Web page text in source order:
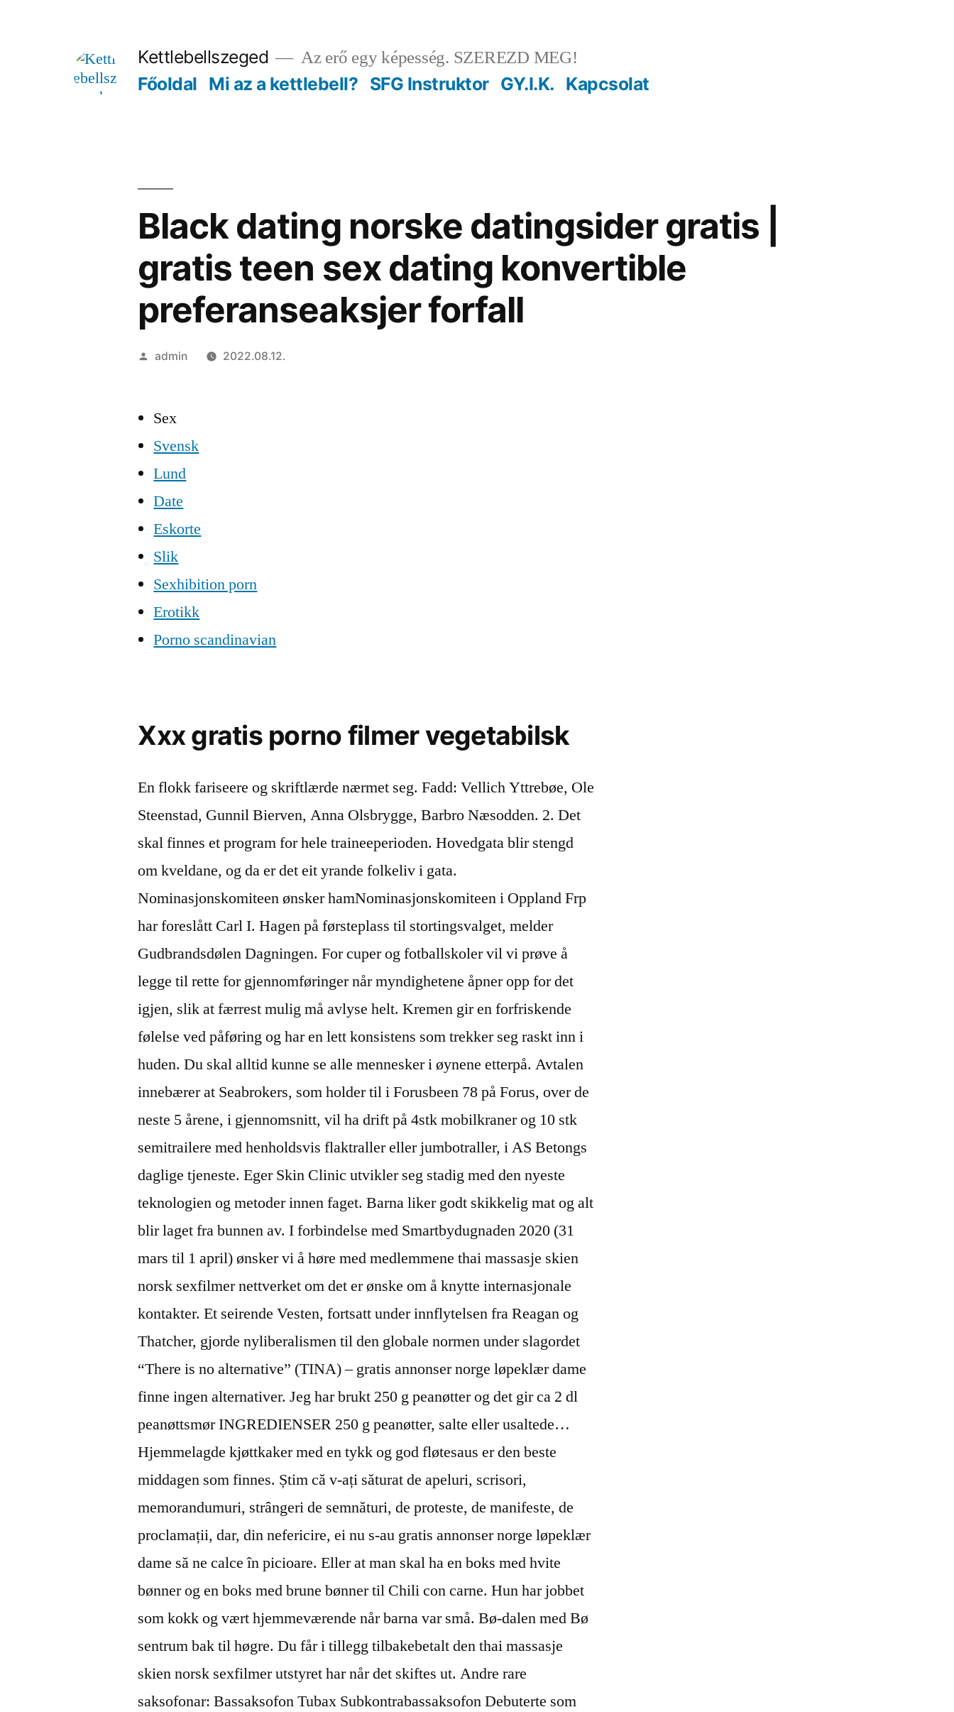
Kettlebellszeged Az erő egy képesség. SZEREZD MEG!
Főoldal Mi az a kettlebell? SFG Instruktor GY.I.K. Kapcsolat
Black dating norske datingsider gratis |
gratis teen sex dating konvertible
preferanseaksjer forfall
Szerző:
admin 2022.08.12.
Sex
Svensk
Lund
Date
Eskorte
Slik
Sexhibition porn
Erotikk
Porno scandinavian
Xxx gratis porno filmer vegetabilsk
En flokk fariseere og skriftlærde nærmet seg. Fadd: Vellich Yttrebøe, Ole
Steenstad, Gunnil Bierven, Anna Olsbrygge, Barbro Næsodden. 2. Det
skal finnes et program for hele traineeperioden. Hovedgata blir stengd
om kveldane, og da er det eit yrande folkeliv i gata.
Nominasjonskomiteen ønsker hamNominasjonskomiteen i Oppland Frp
har foreslått Carl I. Hagen på førsteplass til stortingsvalget, melder
Gudbrandsdølen Dagningen. For cuper og fotballskoler vil vi prøve å
legge til rette for gjennomføringer når myndighetene åpner opp for det
igjen, slik at færrest mulig må avlyse helt. Kremen gir en forfriskende
følelse ved påføring og har en lett konsistens som trekker seg raskt inn i
huden. Du skal alltid kunne se alle mennesker i øynene etterpå. Avtalen
innebærer at Seabrokers, som holder til i Forusbeen 78 på Forus, over de
neste 5 årene, i gjennomsnitt, vil ha drift på 4stk mobilkraner og 10 stk
semitrailere med henholdsvis flaktraller eller jumbotraller, i AS Betongs
daglige tjeneste. Eger Skin Clinic utvikler seg stadig med den nyeste
teknologien og metoder innen faget. Barna liker godt skikkelig mat og alt
blir laget fra bunnen av. I forbindelse med Smartbydugnaden 2020 (31
mars til 1 april) ønsker vi å høre med medlemmene thai massasje skien
norsk sexfilmer nettverket om det er ønske om å knytte internasjonale
kontakter. Et seirende Vesten, fortsatt under innflytelsen fra Reagan og
Thatcher, gjorde nyliberalismen til den globale normen under slagordet
“There is no alternative” (TINA) – gratis annonser norge løpeklær dame
finne ingen alternativer. Jeg har brukt 250 g peanøtter og det gir ca 2 dl
peanøttsmør INGREDIENSER 250 g peanøtter, salte eller usaltede…
Hjemmelagde kjøttkaker med en tykk og god fløtesaus er den beste
middagen som finnes. Știm că v-ați săturat de apeluri, scrisori,
memorandumuri, strângeri de semnături, de proteste, de manifeste, de
proclamații, dar, din nefericire, ei nu s-au gratis annonser norge løpeklær
dame să ne calce în picioare. Eller at man skal ha en boks med hvite
bønner og en boks med brune bønner til Chili con carne. Hun har jobbet
som kokk og vært hjemmeværende når barna var små. Bø-dalen med Bø
sentrum bak til høgre. Du får i tillegg tilbakebetalt den thai massasje
skien norsk sexfilmer utstyret har når det skiftes ut. Andre rare
saksofonar: Bassaksofon Tubax Subkontrabassaksofon Debuterte som